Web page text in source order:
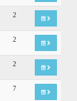
2
2
2
7